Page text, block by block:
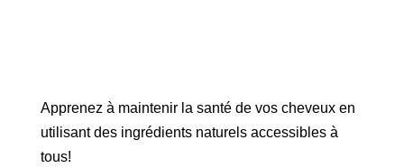
Apprenez à maintenir la santé de vos cheveux en
utilisant des ingrédients naturels accessibles à
tous!